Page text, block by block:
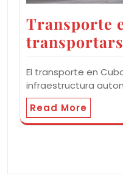
Transporte
El transporte en
infraestructura
Read More